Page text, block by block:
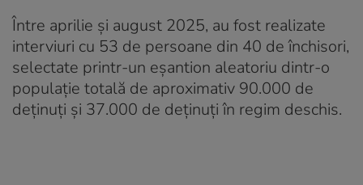
Între aprilie și august 2025, au fost realizate
interviuri cu 53 de persoane din 40 de închisori,
selectate printr-un eșantion aleatoriu dintr-o
populație totală de aproximativ 90.000 de
deținuți și 37.000 de deținuți în regim deschis.